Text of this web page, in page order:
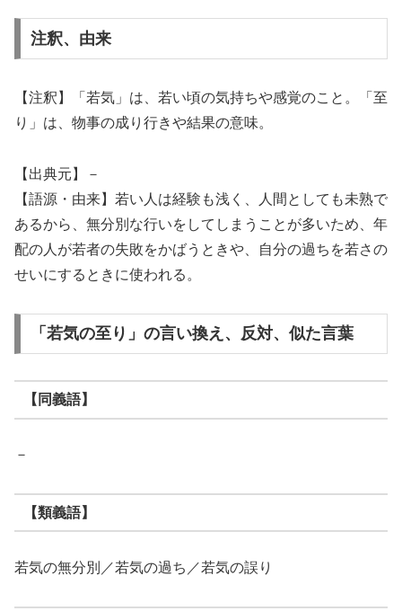
注釈、由来
【注釈】「若気」は、若い頃の気持ちや感覚のこと。「至
り」は、物事の成り行きや結果の意味。
【出典元】－
【語源・由来】若い人は経験も浅く、人間としても未熟で
あるから、無分別な行いをしてしまうことが多いため、年
配の人が若者の失敗をかばうときや、自分の過ちを若さの
せいにするときに使われる。
「若気の至り」の言い換え、反対、似た言葉
【同義語】
－
【類義語】
若気の無分別／若気の過ち／若気の誤り